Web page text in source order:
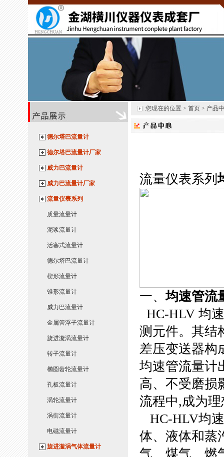
德尔塔巴流量计
德尔塔巴流量计厂家
威力巴流量计
威力巴流量计厂家
流量仪表系列
质量流量计
泥浆流量计
活塞式流量计
德尔塔巴流量计
楔形流量计
锥形流量计
威力巴流量计
金属管浮子流量计
旋进漩涡流量计
转子流量计
椭圆齿轮流量计
孔板流量计
涡轮流量计
涡街流量计
电磁流量计
旋进漩涡气体流量计
您现在的位置 > 首页 > 产品
流量仪表系列
一、均速管流
HC-HLV 均
测元件。其结
差压变送器构
均速管流量计
高、不受磨损
流程中,成为
HC-HLV均
体、液体和蒸
气、煤气、燃